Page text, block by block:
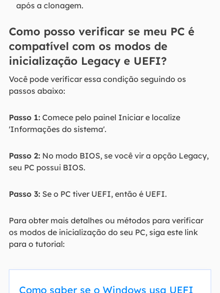
após a clonagem.
Como posso verificar se meu PC é
compatível com os modos de
inicialização Legacy e UEFI?
Você pode verificar essa condição seguindo os
passos abaixo:
Passo 1:Comece pelo painel Iniciar e localize
'Informações do sistema'.
Passo 2:No modo BIOS, se você vir a opção Legacy,
seu PC possui BIOS.
Passo 3:Se o PC tiver UEFI, então é UEFI.
Para obter mais detalhes ou métodos para verificar
os modos de inicialização do seu PC, siga este link
para o tutorial:
Como saber se o Windows usa UEFI